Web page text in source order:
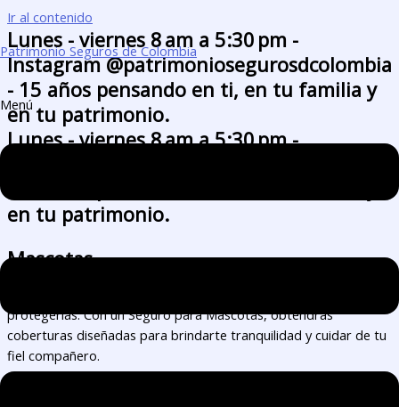
Ir al contenido
Patrimonio Seguros de Colombia
Menú
Lunes - viernes 8 am a 5:30 pm -
Instagram @patrimoniosegurosdcolombia
- 15 años pensando en ti, en tu familia y
en tu patrimonio.
Lunes - viernes 8 am a 5:30 pm -
en tu patrimonio.
Mascotas
protegerlas. Con un Seguro para Mascotas, obtendrás
coberturas diseñadas para brindarte tranquilidad y cuidar de tu
fiel compañero.